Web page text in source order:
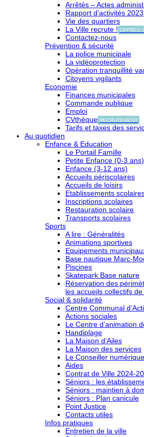
Arrêtés – Actes
Rapport d’activités 2023
Vie des quartiers
La Ville recrute ! OFFRES
Contactez-nous
Prévention & sécurité
La police municipale
La vidéoprotection
Opération tranquillité
Citoyens vigilants
Economie
Finances municipales
Commande publique
Emploi
CVthèque RECRUTEMENT
Tarifs et taxes des
Au quotidien
Enfance & Education
Le Portail Famille
Petite Enfance (0-3 ans)
Enfance (3-12 ans)
Accueils périscolaires
Accueils de loisirs
Etablissements
Inscriptions scolaires
Restauration scolaire
Transports scolaires
Sports
A lire : Généralités
Animations sportives
Equipements
Base nautique Marc-
Piscines
Skatepark Base nature
Réservation des
les accueils collectifs
Social & solidarité
Centre Communal
Actions sociales
Le Centre d’animation
Handiplage
La Maison d’Ailes
La Maison des services
Le Conseiller numérique
Aides
Contrat de Ville 2024-
Séniors : les
Séniors : maintien à
Séniors : Plan canicule
Point Justice
Contacts utiles
Infos pratiques
Entretien de la ville